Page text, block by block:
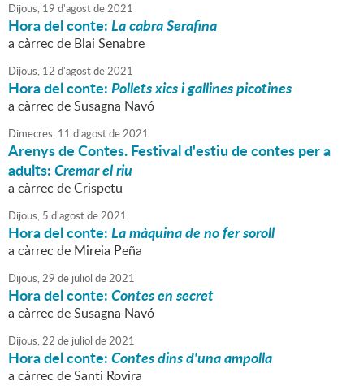
Dijous, 19 d'agostde2021
Hora del conte:La cabra Serafina
a càrrec de Blai Senabre
Dijous, 12 d'agostde2021
Hora del conte:Pollets xics i gallines picotines
a càrrec de Susagna Navó
Dimecres, 11 d'agostde2021
Arenys de Contes. Festival d'estiu de contes per a
adults:Cremar el riu
a càrrec de Crispetu
Dijous, 5 d'agostde2021
Hora del conte:La màquina de no fer soroll
a càrrec de Mireia Peña
Dijous,29 de juliol de2021
Hora del conte:Contes en secret
a càrrec de Susagna Navó
Dijous,22 de juliol de2021
Hora del conte:Contes dins d'una ampolla
a càrrec de Santi Rovira